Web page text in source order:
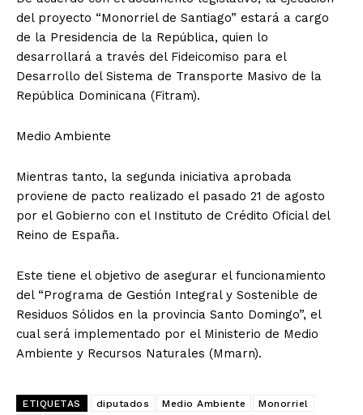
del proyecto “Monorriel de Santiago” estará a cargo
de la Presidencia de la República, quien lo
desarrollará a través del Fideicomiso para el
Desarrollo del Sistema de Transporte Masivo de la
República Dominicana (Fitram).
Medio Ambiente
Mientras tanto, la segunda iniciativa aprobada
proviene de pacto realizado el pasado 21 de agosto
por el Gobierno con el Instituto de Crédito Oficial del
Reino de España.
Este tiene el objetivo de asegurar el funcionamiento
del “Programa de Gestión Integral y Sostenible de
Residuos Sólidos en la provincia Santo Domingo”, el
cual será implementado por el Ministerio de Medio
Ambiente y Recursos Naturales (Mmarn).
ETIQUETAS diputados Medio Ambiente Monorriel